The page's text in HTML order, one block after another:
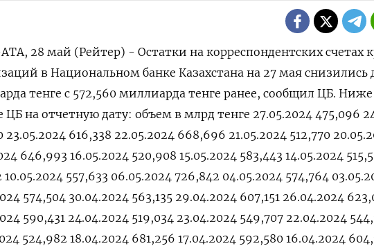
28 май (Рейтер) - Остатки на корреспондентских счетах
в Национальном банке Казахстана на 27 мая снизились
тенге с 572,560 миллиарда тенге ранее, сообщил ЦБ.
ЦБ на отчетную дату: объем в млрд тенге 27.05.2024 475,096
23.05.2024 616,338 22.05.2024 668,696 21.05.2024 512,770
646,993 16.05.2024 520,908 15.05.2024 583,443 14.05.2024
10.05.2024 557,633 06.05.2024 726,842 04.05.2024 574,764
574,504 30.04.2024 563,135 29.04.2024 607,151 26.04.2024
590,431 24.04.2024 519,034 23.04.2024 549,707 22.04.2024
524,982 18.04.2024 681,256 17.04.2024 592,580 16.04.2024